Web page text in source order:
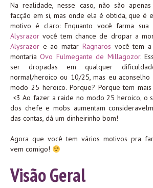
Na realidade, nesse caso, não são
facção em si, mas onde ela é obtida, que é
motivo é claro: Enquanto você farma sua
Alysrazor você tem chance de dropar a
Alysrazor e ao matar Ragnaros você tem
montariaOvo Fulmegante de Millagozor.
ser dropadas em qualquer
normal/heroico ou 10/25, mas eu
modo 25 heroico. Porque? Porque tem mais
<3 Ao fazer a raide no modo 25 heroico, o
dos chefe e mobs aumentam
das contas, dá um dinheirinho bom!
Agora que você tem vários motivos pra
vem comigo!
Visão Geral